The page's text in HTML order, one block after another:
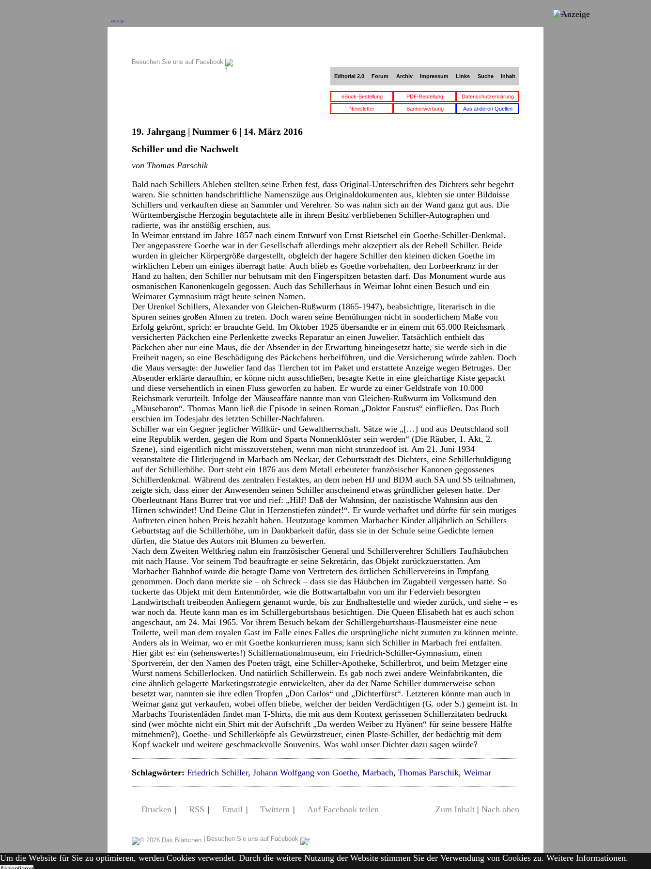
Anzeige
Besuchen Sie uns auf Facebook
Editorial 2.0 Forum Archiv Impressum Links Suche Inhalt
eBook-Bestellung PDF-Bestellung Datenschutzerklärung
Newsletter Bannerwerbung Aus anderen Quellen
19. Jahrgang | Nummer 6 | 14. März 2016
Schiller und die Nachwelt
von Thomas Parschik
Bald nach Schillers Ableben stellten seine Erben fest, dass Original-Unterschriften des Dichters sehr begehrt
waren. Sie schnitten handschriftliche Namenszüge aus Originaldokumenten aus, klebten sie unter Bildnisse
Schillers und verkauften diese an Sammler und Verehrer. So was nahm sich an der Wand ganz gut aus. Die
Württembergische Herzogin begutachtete alle in ihrem Besitz verbliebenen Schiller-Autographen und
radierte, was ihr anstößig erschien, aus.
In Weimar entstand im Jahre 1857 nach einem Entwurf von Ernst Rietschel ein Goethe-Schiller-Denkmal.
Der angepasstere Goethe war in der Gesellschaft allerdings mehr akzeptiert als der Rebell Schiller. Beide
wurden in gleicher Körpergröße dargestellt, obgleich der hagere Schiller den kleinen dicken Goethe im
wirklichen Leben um einiges überragt hatte. Auch blieb es Goethe vorbehalten, den Lorbeerkranz in der
Hand zu halten, den Schiller nur behutsam mit den Fingerspitzen betasten darf. Das Monument wurde aus
osmanischen Kanonenkugeln gegossen. Auch das Schillerhaus in Weimar lohnt einen Besuch und ein
Weimarer Gymnasium trägt heute seinen Namen.
Der Urenkel Schillers, Alexander von Gleichen-Rußwurm (1865-1947), beabsichtigte, literarisch in die
Spuren seines großen Ahnen zu treten. Doch waren seine Bemühungen nicht in sonderlichem Maße von
Erfolg gekrönt, sprich: er brauchte Geld. Im Oktober 1925 übersandte er in einem mit 65.000 Reichsmark
versicherten Päckchen eine Perlenkette zwecks Reparatur an einen Juwelier. Tatsächlich enthielt das
Päckchen aber nur eine Maus, die der Absender in der Erwartung hineingesetzt hatte, sie werde sich in die
Freiheit nagen, so eine Beschädigung des Päckchens herbeiführen, und die Versicherung würde zahlen. Doch
die Maus versagte: der Juwelier fand das Tierchen tot im Paket und erstattete Anzeige wegen Betruges. Der
Absender erklärte daraufhin, er könne nicht ausschließen, besagte Kette in eine gleichartige Kiste gepackt
und diese versehentlich in einen Fluss geworfen zu haben. Er wurde zu einer Geldstrafe von 10.000
Reichsmark verurteilt. Infolge der Mäuseaffäre nannte man von Gleichen-Rußwurm im Volksmund den
„Mäusebaron“. Thomas Mann ließ die Episode in seinen Roman „Doktor Faustus“ einfließen. Das Buch
erschien im Todesjahr des letzten Schiller-Nachfahren.
Schiller war ein Gegner jeglicher Willkür- und Gewaltherrschaft. Sätze wie „[…] und aus Deutschland soll
eine Republik werden, gegen die Rom und Sparta Nonnenklöster sein werden“ (Die Räuber, 1. Akt, 2.
Szene), sind eigentlich nicht misszuverstehen, wenn man nicht strunzedoof ist. Am 21. Juni 1934
veranstaltete die Hitlerjugend in Marbach am Neckar, der Geburtsstadt des Dichters, eine Schillerhuldigung
auf der Schillerhöhe. Dort steht ein 1876 aus dem Metall erbeuteter französischer Kanonen gegossenes
Schillerdenkmal. Während des zentralen Festaktes, an dem neben HJ und BDM auch SA und SS teilnahmen,
zeigte sich, dass einer der Anwesenden seinen Schiller anscheinend etwas gründlicher gelesen hatte. Der
Oberleutnant Hans Burrer trat vor und rief: „Hilf! Daß der Wahnsinn, der nazistische Wahnsinn aus den
Hirnen schwindet! Und Deine Glut in Herzenstiefen zündet!“. Er wurde verhaftet und dürfte für sein mutiges
Auftreten einen hohen Preis bezahlt haben. Heutzutage kommen Marbacher Kinder alljährlich an Schillers
Geburtstag auf die Schillerhöhe, um in Dankbarkeit dafür, dass sie in der Schule seine Gedichte lernen
dürfen, die Statue des Autors mit Blumen zu bewerfen.
Nach dem Zweiten Weltkrieg nahm ein französischer General und Schillerverehrer Schillers Taufhäubchen
mit nach Hause. Vor seinem Tod beauftragte er seine Sekretärin, das Objekt zurückzuerstatten. Am
Marbacher Bahnhof wurde die betagte Dame von Vertretern des örtlichen Schillervereins in Empfang
genommen. Doch dann merkte sie – oh Schreck – dass sie das Häubchen im Zugabteil vergessen hatte. So
tuckerte das Objekt mit dem Entenmörder, wie die Bottwartalbahn von um ihr Federvieh besorgten
Landwirtschaft treibenden Anliegern genannt wurde, bis zur Endhaltestelle und wieder zurück, und siehe – es
war noch da. Heute kann man es im Schillergeburtshaus besichtigen. Die Queen Elisabeth hat es auch schon
angeschaut, am 24. Mai 1965. Vor ihrem Besuch bekam der Schillergeburtshaus-Hausmeister eine neue
Toilette, weil man dem royalen Gast im Falle eines Falles die ursprüngliche nicht zumuten zu können meinte.
Anders als in Weimar, wo er mit Goethe konkurrieren muss, kann sich Schiller in Marbach frei entfalten.
Hier gibt es: ein (sehenswertes!) Schillernationalmuseum, ein Friedrich-Schiller-Gymnasium, einen
Sportverein, der den Namen des Poeten trägt, eine Schiller-Apotheke, Schillerbrot, und beim Metzger eine
Wurst namens Schillerlocken. Und natürlich Schillerwein. Es gab noch zwei andere Weinfabrikanten, die
eine ähnlich gelagerte Marketingstrategie entwickelten, aber da der Name Schiller dummerweise schon
besetzt war, nannten sie ihre edlen Tropfen „Don Carlos“ und „Dichterfürst“. Letzteren könnte man auch in
Weimar ganz gut verkaufen, wobei offen bliebe, welcher der beiden Verdächtigen (G. oder S.) gemeint ist. In
Marbachs Touristenläden findet man T-Shirts, die mit aus dem Kontext gerissenen Schillerzitaten bedruckt
sind (wer möchte nicht ein Shirt mit der Aufschrift „Da werden Weiber zu Hyänen“ für seine bessere Hälfte
mitnehmen?), Goethe- und Schillerköpfe als Gewürzstreuer, einen Plaste-Schiller, der bedächtig mit dem
Kopf wackelt und weitere geschmackvolle Souvenirs. Was wohl unser Dichter dazu sagen würde?
Schlagwörter: Friedrich Schiller, Johann Wolfgang von Goethe, Marbach, Thomas Parschik, Weimar
Drucken | RSS | Email | Twittern | Auf Facebook teilen Zum Inhalt | Nach oben
| Besuchen Sie uns auf Facebook
Anzeige
Um die Website für Sie zu optimieren, werden Cookies verwendet. Durch die weitere Nutzung der Website stimmen Sie der Verwendung von Cookies zu. Weitere Informationen.